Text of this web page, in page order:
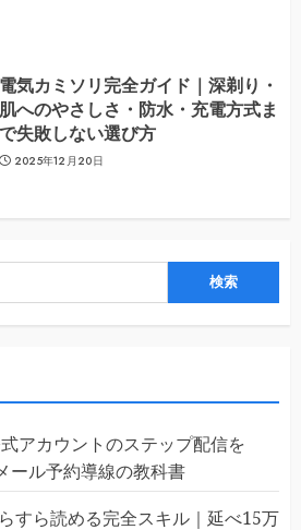
電気カミソリ完全ガイド｜深剃り・
肌へのやさしさ・防水・充電方式ま
で失敗しない選び方
2025年12月20日
アカウントのステップ配信を
ール予約導線の教科書
ら読める完全スキル｜延べ15万